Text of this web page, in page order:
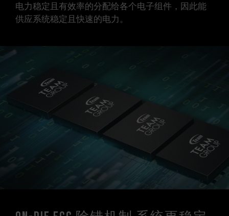
电力稳定且有效率的分配给各个电子组件，因此能
供应系统稳定且快速的电力。